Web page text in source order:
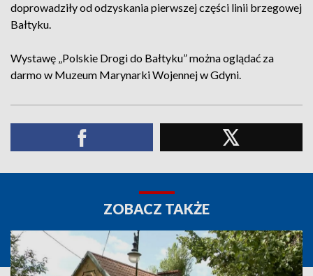
doprowadziły od odzyskania pierwszej części linii brzegowej
Bałtyku.
Wystawę „Polskie Drogi do Bałtyku” można oglądać za
darmo w Muzeum Marynarki Wojennej w Gdyni.
ZOBACZ TAKŻE